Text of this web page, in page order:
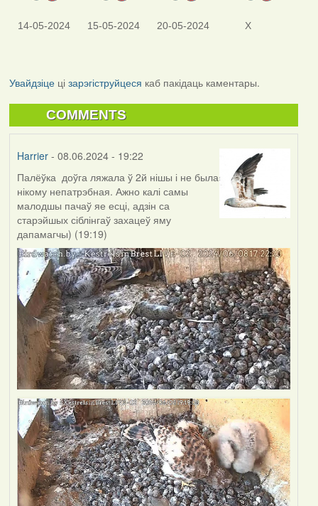
14-05-2024 15-05-2024 20-05-2024 X
Увайдзіцеці зарэгіструйцеся каб пакідаць каментары.
COMMENTS
Harrier- 08.06.2024 - 19:22
Палёўка доўга ляжала ў 2й нішы і не была
нікому непатрэбная. Ажно калі самы
малодшы пачаў яе есці, адзін са
старэйшых сіблінгаў захацеў яму
дапамагчы) (19:19)